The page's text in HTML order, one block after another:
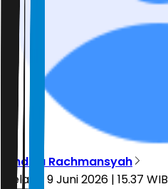
Andika Rachmansyah
Selasa, 9 Juni 2026 | 15.37 WIB